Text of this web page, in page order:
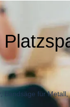
Bandsäge für Metall,